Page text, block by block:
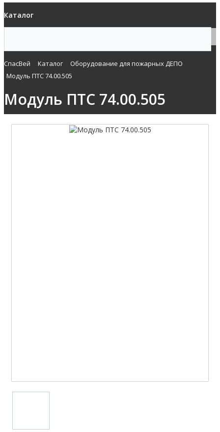
Каталог
СпасВей Каталог
Оборудование для пожарных ДЕПО
Модуль ПТС 74.00.505
Модуль ПТС 74.00.505